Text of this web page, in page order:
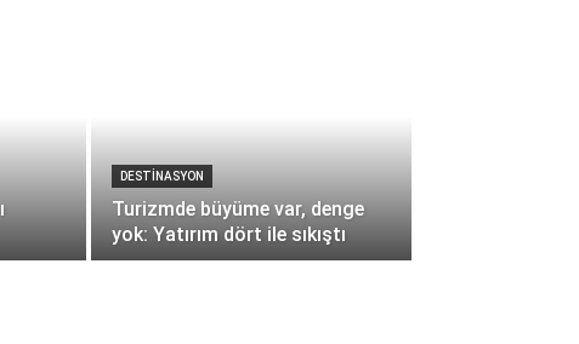
DESTINASYON
Turizmde büyüme var, denge
yok: Yatırım dört ile sıkıştı